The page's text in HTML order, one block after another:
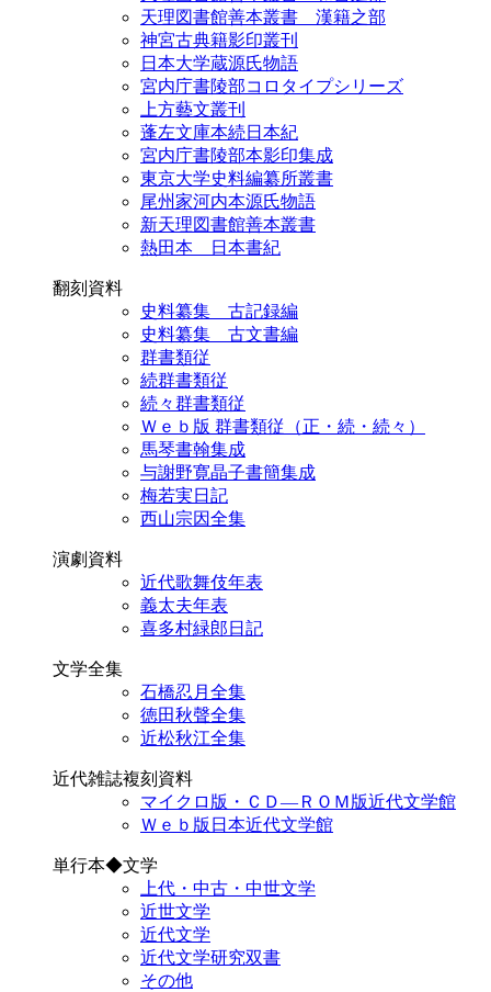
天理図書館善本叢書 漢籍之部
神宮古典籍影印叢刊
日本大学蔵源氏物語
宮内庁書陵部コロタイプシリーズ
上方藝文叢刊
蓬左文庫本続日本紀
宮内庁書陵部本影印集成
東京大学史料編纂所叢書
尾州家河内本源氏物語
新天理図書館善本叢書
熱田本 日本書紀
翻刻資料
史料纂集 古記録編
史料纂集 古文書編
群書類従
続群書類従
続々群書類従
Ｗｅｂ版 群書類従（正・続・続々）
馬琴書翰集成
与謝野寛晶子書簡集成
梅若実日記
西山宗因全集
演劇資料
近代歌舞伎年表
義太夫年表
喜多村緑郎日記
文学全集
石橋忍月全集
徳田秋聲全集
近松秋江全集
近代雑誌複刻資料
マイクロ版・ＣＤ―ＲＯＭ版近代文学館
Ｗｅｂ版日本近代文学館
単行本◆文学
上代・中古・中世文学
近世文学
近代文学
近代文学研究双書
その他